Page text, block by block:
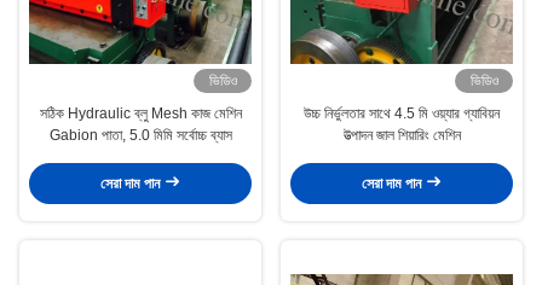
ভিডিও
সঠিক Hydraulic ব্লু Mesh কাজ মেশিন
Gabion পাতা, 5.0 মিমি সর্বোচ্চ ব্যাস
সেরা দাম পান
ভিডিও
উচ্চ নির্ভুলতার সাথে 4.5 মি ওয়্যার গ্যাবিয়ন
উত্পাদন জাল শিয়ারিং মেশিন
সেরা দাম পান